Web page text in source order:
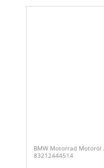
BMW Motorrad
83212444514